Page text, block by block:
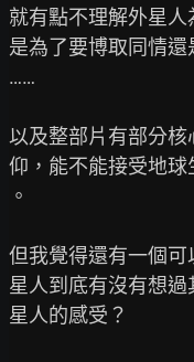
就有點不理解外星
是為了要博取同情還
……
以及整部片有部分
仰，能不能接受地球
。
但我覺得還有一個
星人到底有沒有想過
星人的感受？